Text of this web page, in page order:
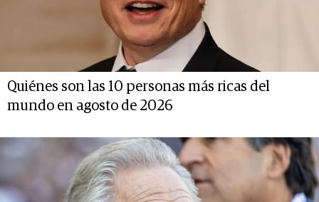
Quiénes son las 10 personas más ricas del
mundo en agosto de 2026